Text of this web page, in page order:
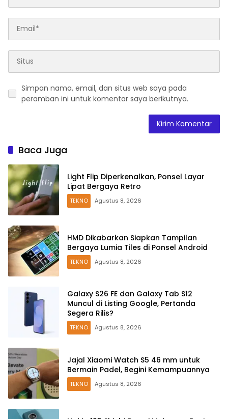
Simpan nama, email, dan situs web saya pada
peramban ini untuk komentar saya berikutnya.
Baca Juga
Light Flip Diperkenalkan, Ponsel Layar
Lipat Bergaya Retro
TEKNO Agustus 8, 2026
HMD Dikabarkan Siapkan Tampilan
Bergaya Lumia Tiles di Ponsel Android
TEKNO Agustus 8, 2026
Galaxy S26 FE dan Galaxy Tab S12
Muncul di Listing Google, Pertanda
Segera Rilis?
TEKNO Agustus 8, 2026
Jajal Xiaomi Watch S5 46 mm untuk
Bermain Padel, Begini Kemampuannya
TEKNO Agustus 8, 2026